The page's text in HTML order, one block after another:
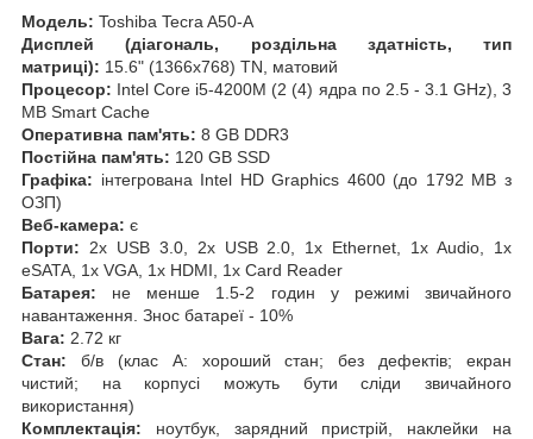
Модель: Toshiba Tecra A50-A
Дисплей (діагональ, роздільна здатність, тип
матриці): 15.6" (1366x768) TN, матовий
Процесор: Intel Core i5-4200M (2 (4) ядра по 2.5 - 3.1 GHz), 3
MB Smart Cache
Оперативна пам'ять: 8 GB DDR3
Постійна пам'ять: 120 GB SSD
Графіка: інтегрована Intel HD Graphics 4600 (до 1792 MB з
ОЗП)
Веб-камера: є
Порти: 2x USB 3.0, 2x USB 2.0, 1x Ethernet, 1x Audio, 1x
eSATA, 1x VGA, 1x HDMI, 1x Card Reader
Батарея: не менше 1.5-2 годин у режимі звичайного
навантаження. Знос батареї - 10%
Вага: 2.72 кг
Стан: б/в (клас А: хороший стан; без дефектів; екран
чистий; на корпусі можуть бути сліди звичайного
використання)
Комплектація: ноутбук, зарядний пристрій, наклейки на